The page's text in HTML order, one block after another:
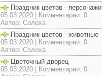
Праздник цветов - персонажи
05.03.2020 | Комментарии: 0
Автор: Солоха
Праздник цветов - животные
05.03.2020 | Комментарии: 0
Автор: Солоха
Цветочный дворец
05.03.2020 | Комментарии: 0